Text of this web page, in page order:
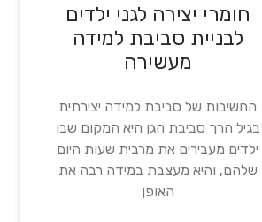
חומרי יצירה לגני ילדים
לבניית סביבת למידה
מעשירה
החשיבות של סביבת למידה יצירתית
בגיל הרך סביבת הגן היא המקום שבו
ילדים מעבירים את מרבית שעות היום
שלהם, והיא מעצבת במידה רבה את
האופן